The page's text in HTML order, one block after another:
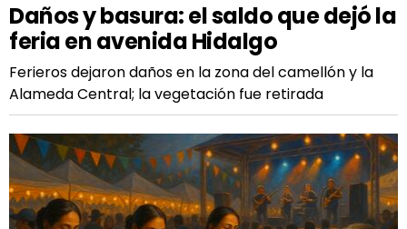
Daños y basura: el saldo que dejó la
feria en avenida Hidalgo
Ferieros dejaron daños en la zona del camellón y la
Alameda Central; la vegetación fue retirada